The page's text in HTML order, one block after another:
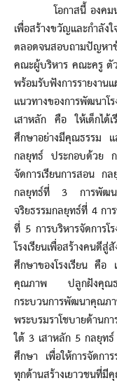
โอกาสนี้ องคมนตรี
เพื่อสร้างขวัญและกำลั
ตลอดจนสอบถามปัญหา
คณะผู้บริหาร คณะครู ตั
พร้อมรับฟังการรายงา
แนวทางของการพัฒนา
เสาหลัก คือ ให้เด็กได้
ศึกษาอย่างมีคุณธรรม
กลยุทธ์ ประกอบด้วย
จัดการเรียนการสอน ก
กลยุทธ์ที่ 3 การพัฒน
จริยธรรมกลยุทธ์ที่ 4 ก
ที่ 5 การบริหารจัดการ
โรงเรียนเพื่อสร้างค
ศึกษาของโรงเรียน คือ
คุณภาพ ปลูกฝังคุณธ
กระบวนการพัฒนาคุณภ
พระบรมราโชบายด้าน
ใต้ 3 เสาหลัก 5 กลยุทธ์
ศึกษา เพื่อให้การจัดกา
ทุกด้านสร้างเยาวชนที่มี